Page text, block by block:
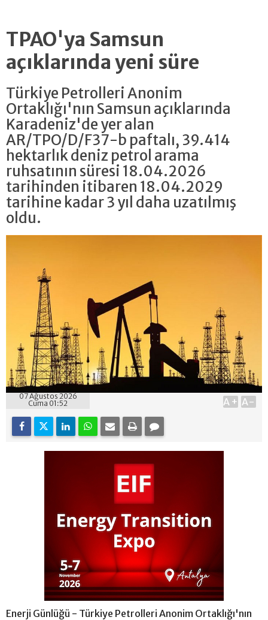
TPAO'ya Samsun
açıklarında yeni süre
Türkiye Petrolleri Anonim
Ortaklığı'nın Samsun açıklarında
Karadeniz'de yer alan
AR/TPO/D/F37-b paftalı, 39.414
hektarlık deniz petrol arama
ruhsatının süresi 18.04.2026
tarihinden itibaren 18.04.2029
tarihine kadar 3 yıl daha uzatılmış
oldu.
07 Ağustos 2026
Cuma 01:52
A+ A-
Enerji Günlüğü - Türkiye Petrolleri Anonim Ortaklığı'nın